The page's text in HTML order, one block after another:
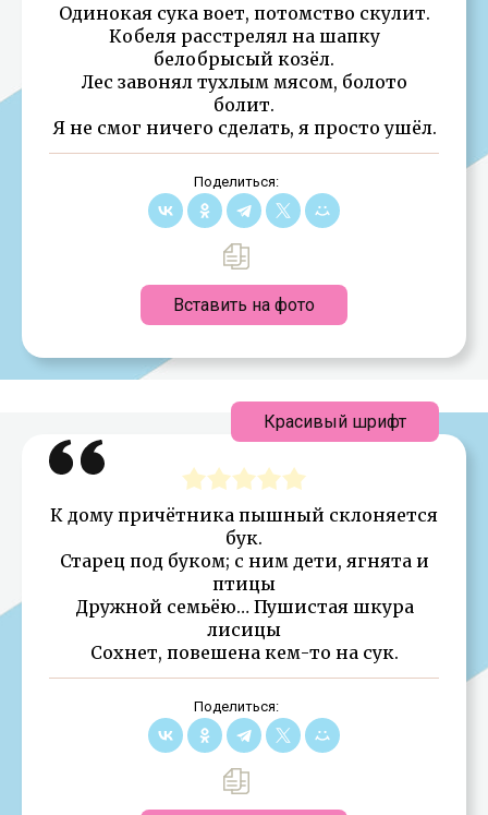
Одинокая сука воет, потомство скулит.
Кобеля расстрелял на шапку
белобрысый козёл.
Лес завонял тухлым мясом, болото
болит.
Я не смог ничего сделать, я просто ушёл.
Поделиться:
Вставить на фото
К дому причётника пышный склоняется
бук.
Старец под буком; с ним дети, ягнята и
птицы
Дружной семьёю… Пушистая шкура
лисицы
Сохнет, повешена кем-то на сук.
Поделиться:
Красивый шрифт